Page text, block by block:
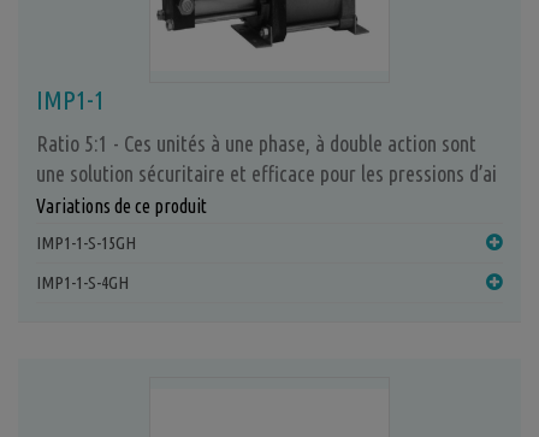
IMP1-1
Ratio 5:1 - Ces unités à une phase, à double action sont
une solution sécuritaire et efficace pour les pressions d’ai
Variations de ce produit
IMP1-1-S-15GH
IMP1-1-S-4GH